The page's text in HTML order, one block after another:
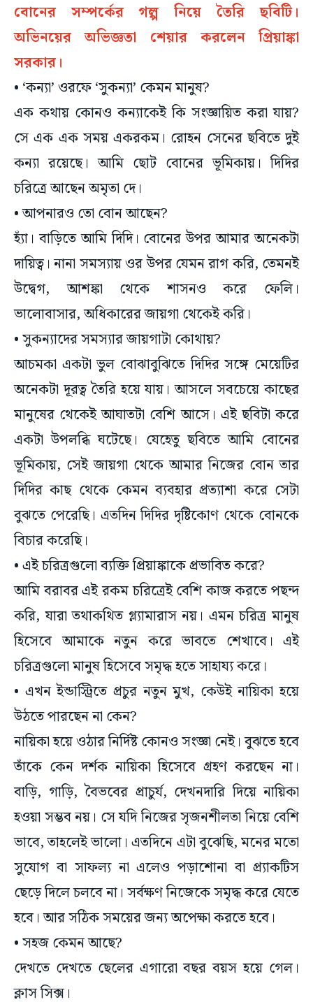
বোনের সম্পর্কের গল্প নিয়ে তৈরি ছবিটি।
অভিনয়ের অভিজ্ঞতা শেয়ার করলেন প্রিয়াঙ্কা
সরকার।
• ‘কন্যা’ ওরফে ‘সুকন্যা’ কেমন মানুষ?
এক কথায় কোনও কন্যাকেই কি সংজ্ঞায়িত করা যায়?
সে এক এক সময় একরকম। রোহন সেনের ছবিতে দুই
কন্যা রয়েছে। আমি ছোট বোনের ভূমিকায়। দিদির
চরিত্রে আছেন অমৃতা দে।
• আপনারও তো বোন আছেন?
হ্যাঁ। বাড়িতে আমি দিদি। বোনের উপর আমার অনেকটা
দায়িত্ব। নানা সমস্যায় ওর উপর যেমন রাগ করি, তেমনই
উদ্বেগ, আশঙ্কা থেকে শাসনও করে ফেলি।
ভালোবাসার, অধিকারের জায়গা থেকেই করি।
• সুকন্যাদের সমস্যার জায়গাটা কোথায়?
আচমকা একটা ভুল বোঝাবুঝিতে দিদির সঙ্গে মেয়েটির
অনেকটা দূরত্ব তৈরি হয়ে যায়। আসলে সবচেয়ে কাছের
মানুষের থেকেই আঘাতটা বেশি আসে। এই ছবিটা করে
একটা উপলব্ধি ঘটেছে। যেহেতু ছবিতে আমি বোনের
ভূমিকায়, সেই জায়গা থেকে আমার নিজের বোন তার
দিদির কাছ থেকে কেমন ব্যবহার প্রত্যাশা করে সেটা
বুঝতে পেরেছি। এতদিন দিদির দৃষ্টিকোণ থেকে বোনকে
বিচার করেছি।
• এই চরিত্রগুলো ব্যক্তি প্রিয়াঙ্কাকে প্রভাবিত করে?
আমি বরাবর এই রকম চরিত্রেই বেশি কাজ করতে পছন্দ
করি, যারা তথাকথিত গ্ল্যামারাস নয়। এমন চরিত্র মানুষ
হিসেবে আমাকে নতুন করে ভাবতে শেখাবে। এই
চরিত্রগুলো মানুষ হিসেবে সমৃদ্ধ হতে সাহায্য করে।
• এখন ইন্ডাস্ট্রিতে প্রচুর নতুন মুখ, কেউই নায়িকা হয়ে
উঠতে পারছেন না কেন?
নায়িকা হয়ে ওঠার নির্দিষ্ট কোনও সংজ্ঞা নেই। বুঝতে হবে
তাঁকে কেন দর্শক নায়িকা হিসেবে গ্রহণ করছেন না।
বাড়ি, গাড়ি, বৈভবের প্রাচুর্য, দেখনদারি দিয়ে নায়িকা
হওয়া সম্ভব নয়। সে যদি নিজের সৃজনশীলতা নিয়ে বেশি
ভাবে, তাহলেই ভালো। এতদিনে এটা বুঝেছি, মনের মতো
সুযোগ বা সাফল্য না এলেও পড়াশোনা বা প্র্যাকটিস
ছেড়ে দিলে চলবে না। সর্বক্ষণ নিজেকে সমৃদ্ধ করে যেতে
হবে। আর সঠিক সময়ের জন্য অপেক্ষা করতে হবে।
• সহজ কেমন আছে?
দেখতে দেখতে ছেলের এগারো বছর বয়স হয়ে গেল।
ক্লাস সিক্স।